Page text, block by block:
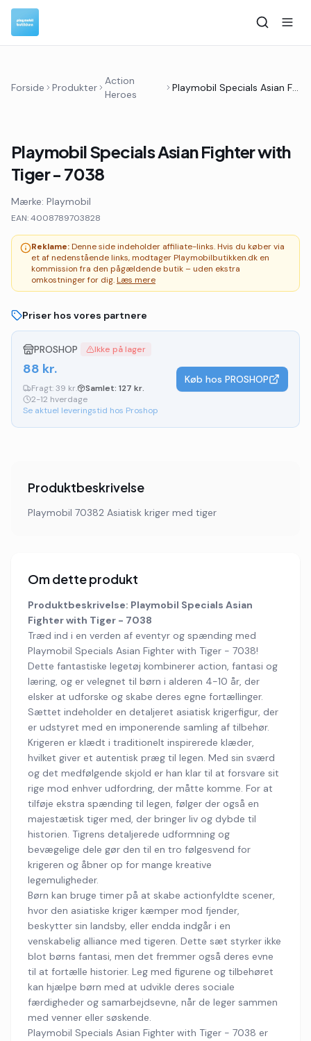
Forside Produkter
Action
Heroes
Playmobil Specials Asian Fighter with Tiger - 7038
Playmobil Specials Asian Fighter with
Tiger - 7038
Mærke: Playmobil
EAN:4008789703828
Reklame:Denne side indeholder affiliate-links. Hvis du køber via
et af nedenstående links, modtager Playmobilbutikken.dk en
kommission fra den pågældende butik – uden ekstra
omkostninger for dig.Læs mere
Priser hos vores partnere
PROSHOP Ikke på lager
88 kr.
Fragt:39 kr. Samlet: 127 kr.
2-12 hverdage
Se aktuel leveringstid hos Proshop
Køb hos PROSHOP
Produktbeskrivelse
Playmobil 70382 Asiatisk kriger med tiger
Om dette produkt
Produktbeskrivelse: Playmobil Specials Asian
Fighter with Tiger - 7038
Træd ind i en verden af eventyr og spænding med
Playmobil Specials Asian Fighter with Tiger - 7038!
Dette fantastiske legetøj kombinerer action, fantasi og
læring, og er velegnet til børn i alderen 4-10 år, der
elsker at udforske og skabe deres egne fortællinger.
Sættet indeholder en detaljeret asiatisk krigerfigur, der
er udstyret med en imponerende samling af tilbehør.
Krigeren er klædt i traditionelt inspirerede klæder,
hvilket giver et autentisk præg til legen. Med sin sværd
og det medfølgende skjold er han klar til at forsvare sit
rige mod enhver udfordring, der måtte komme. For at
tilføje ekstra spænding til legen, følger der også en
majestætisk tiger med, der bringer liv og dybde til
historien. Tigrens detaljerede udformning og
bevægelige dele gør den til en tro følgesvend for
krigeren og åbner op for mange kreative
legemuligheder.
Børn kan bruge timer på at skabe actionfyldte scener,
hvor den asiatiske kriger kæmper mod fjender,
beskytter sin landsby, eller endda indgår i en
venskabelig alliance med tigeren. Dette sæt styrker ikke
blot børns fantasi, men det fremmer også deres evne
til at fortælle historier. Leg med figurene og tilbehøret
kan hjælpe børn med at udvikle deres sociale
færdigheder og samarbejdsevne, når de leger sammen
med venner eller søskende.
Playmobil Specials Asian Fighter with Tiger - 7038 er